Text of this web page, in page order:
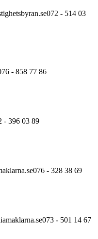
072 - 514 03
- 858 77 86
- 396 03 89
076 - 328 38 69
073 - 501 14 67